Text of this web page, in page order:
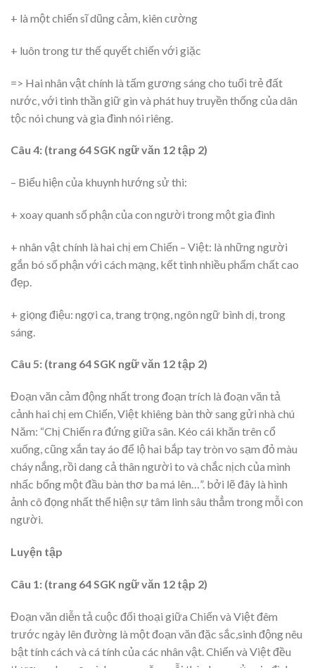
+ là một chiến sĩ dũng cảm, kiên cường
+ luôn trong tư thế quyết chiến với giặc
=> Hai nhân vật chính là tấm gương sáng cho tuổi trẻ đất
nước, với tinh thần giữ gìn và phát huy truyền thống của dân
tộc nói chung và gia đình nói riêng.
Câu 4: (trang 64 SGK ngữ văn 12 tập 2)
– Biểu hiện của khuynh hướng sử thi:
+ xoay quanh số phận của con người trong một gia đình
+ nhân vật chính là hai chị em Chiến – Việt: là những người
gắn bó số phận với cách mạng, kết tinh nhiều phẩm chất cao
đẹp.
+ giọng điệu: ngợi ca, trang trọng, ngôn ngữ bình dị, trong
sáng.
Câu 5: (trang 64 SGK ngữ văn 12 tập 2)
Đoạn văn cảm động nhất trong đoạn trích là đoạn văn tả
cảnh hai chị em Chiến, Việt khiêng bàn thờ sang gửi nhà chú
Năm: “Chị Chiến ra đứng giữa sân. Kéo cái khăn trên cổ
xuống, cũng xắn tay áo để lộ hai bắp tay tròn vo sạm đỏ màu
cháy nắng, rồi dang cả thân người to và chắc nịch của mình
nhấc bổng một đầu bàn thơ ba má lên…”. bởi lẽ đây là hình
ảnh cô đọng nhất thể hiện sự tâm linh sâu thẳm trong mỗi con
người.
Luyện tập
Câu 1: (trang 64 SGK ngữ văn 12 tập 2)
Đoạn văn diễn tả cuộc đối thoại giữa Chiến và Việt đêm
trước ngày lên đường là một đoạn văn đặc sắc,sinh động nêu
bật tính cách và cá tính của các nhân vật. Chiến và Việt đều